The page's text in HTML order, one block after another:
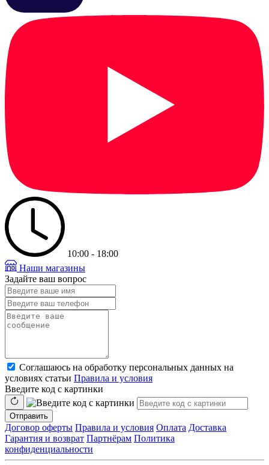
10:00 - 18:00
Наши магазины
Задайте ваш вопрос
Соглашаюсь на обработку персональных данных на
условиях статьи Правила и условия
Введите код с картинки
Отправить
Договор оферты Правила и условия Оплата Доставка
Гарантия и возврат Партнёрам Политика
конфиденциальности